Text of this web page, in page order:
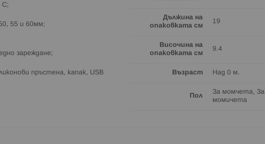
C;
55 и 60мм;
зареждане;
пръстена, капак, USB
Дължина на
опаковката см
19
Височина на
опаковката см
9.4
Възраст Над 0 м.
Пол
За момчета, За
момичета